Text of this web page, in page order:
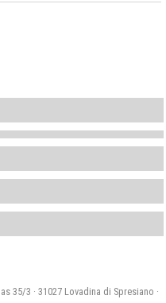
35/3 · 31027 Lovadina di Spresiano ·